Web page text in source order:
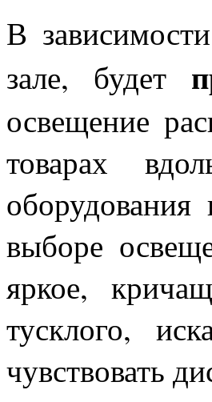
В
зале, будет
освещение
товарах
выборе
яркое,
тусклого,
чувствовать